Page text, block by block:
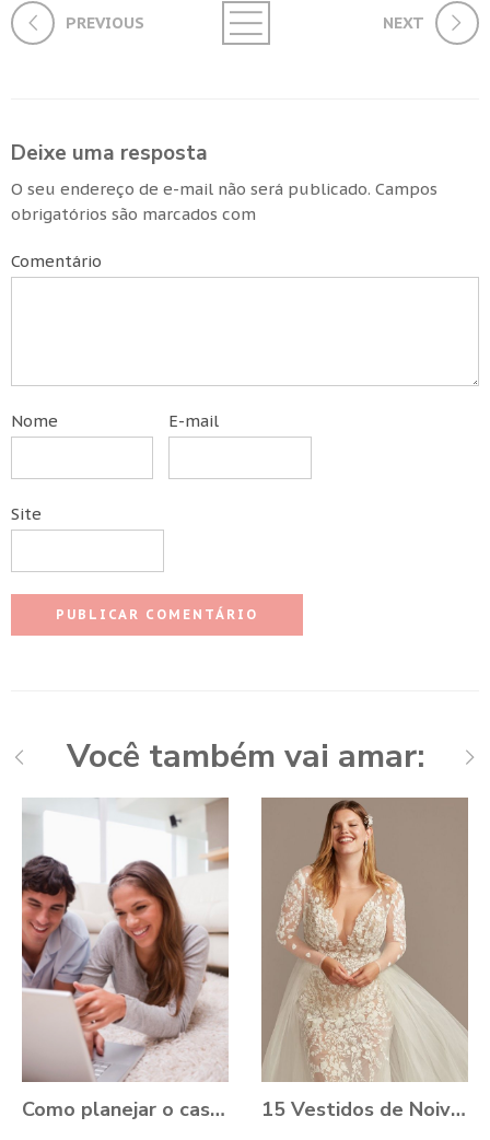
PREVIOUS NEXT
Deixe uma resposta
O seu endereço de e-mail não será publicado. Campos
obrigatórios são marcados com
Comentário
Nome E-mail
Site
Você também vai amar:
Como planejar o casamento durante a Pandemia? 15 Vestidos de Noiva Plus Size para você se apaixonar